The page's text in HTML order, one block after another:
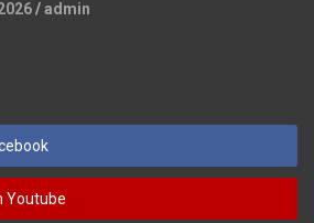
admin
Youtube